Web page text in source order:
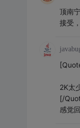
顶南
接受
2K太
[/
感觉